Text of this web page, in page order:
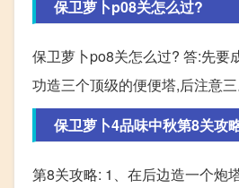
保卫萝卜p08关怎么过?
保卫萝卜po8关怎么过? 答:先要
功造三个顶级的便便塔,后注意三
保卫萝卜4品味中秋第8关攻
第8关攻略: 1、在后边造一个炮